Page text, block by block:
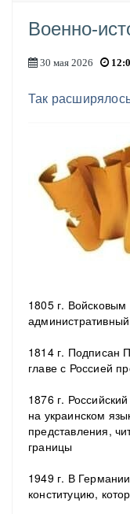
Военно-
30 мая 2026
Так
1805 г.
1814 г. Подписан
главе с Россией
1876 г.
на украинском
представления,
границы
1949 г. В
конституцию,